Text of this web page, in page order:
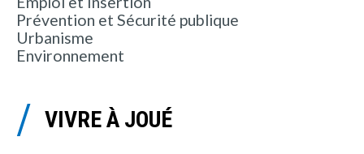
Prévention et Sécurité publique
Urbanisme
Environnement
VIVRE À JOUÉ